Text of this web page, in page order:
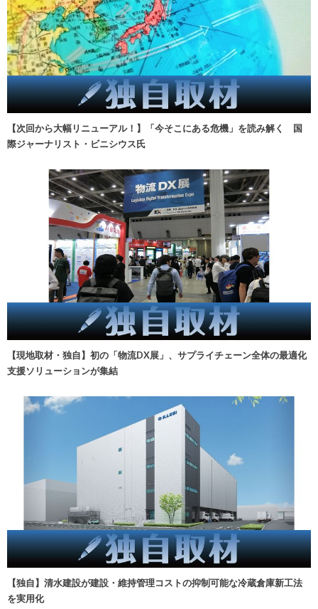
【次回から大幅リニューアル！】「今そこにある危機」を読み解く 国
際ジャーナリスト・ビニシウス氏
【現地取材・独自】初の「物流DX展」、サプライチェーン全体の最適化
支援ソリューションが集結
【独自】清水建設が建設・維持管理コストの抑制可能な冷蔵倉庫新工法
を実用化